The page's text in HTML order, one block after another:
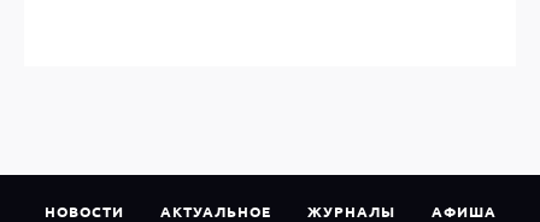
НОВОСТИ АКТУАЛЬНОЕ ЖУРНАЛЫ
АФИША